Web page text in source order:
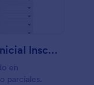
Profesorado De Educación Inicial Inscripciones A Exámenes Finales
en
parciales.